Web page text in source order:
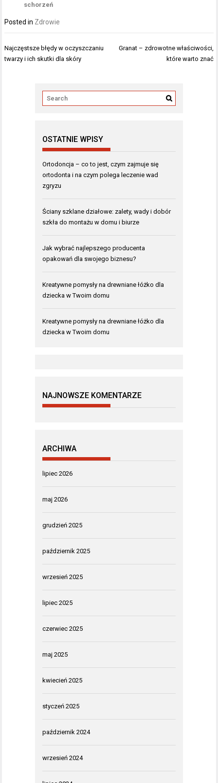
schorzeń
Posted in Zdrowie
Nawigacja
wpisu
Najczęstsze błędy w oczyszczaniu
twarzy i ich skutki dla skóry
Granat – zdrowotne właściwości,
które warto znać
OSTATNIE WPISY
Ortodoncja – co to jest, czym zajmuje się
ortodonta i na czym polega leczenie wad
zgryzu
Ściany szklane działowe: zalety, wady i dobór
szkła do montażu w domu i biurze
Jak wybrać najlepszego producenta
opakowań dla swojego biznesu?
Kreatywne pomysły na drewniane łóżko dla
dziecka w Twoim domu
Kreatywne pomysły na drewniane łóżko dla
dziecka w Twoim domu
NAJNOWSZE KOMENTARZE
ARCHIWA
lipiec 2026
maj 2026
grudzień 2025
październik 2025
wrzesień 2025
lipiec 2025
czerwiec 2025
maj 2025
kwiecień 2025
styczeń 2025
październik 2024
wrzesień 2024